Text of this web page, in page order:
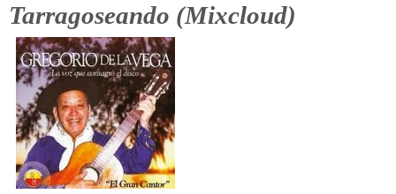
Tarragoseando (Mixcloud)